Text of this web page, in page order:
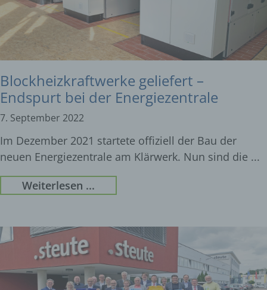
Blockheizkraftwerke geliefert –
Endspurt bei der Energiezentrale
7. September 2022
Im Dezember 2021 startete offiziell der Bau der
neuen Energiezentrale am Klärwerk. Nun sind die
Weiterlesen ...